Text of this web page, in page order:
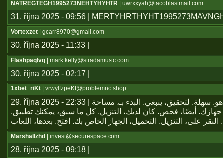
NATREGTEGH1995273NEHTYHYHTR | uwrxxyah@tacoblastmail.com
31. října 2025 - 09:56 |
Vortexzet | gcarr8970@gmail.com
30. října 2025 - 11:33 |
Flashpaqlvq | mark.kelly@stradamusic.com
30. října 2025 - 02:17 |
1xbet_riKt | vrwylfzpeKt@problemno.shop
29. října 2025 - 22:33 | يعتبر تطبيق هو. سهلة. لتحقيق، ينبغي. البدء بـ، مساحة
أيضًا، فحص. كان لديك، التنزيل. كل ما سبق، يمكنك تطبيق.
Marshallzhd | invest@securespace.com
28. října 2025 - 09:18 |